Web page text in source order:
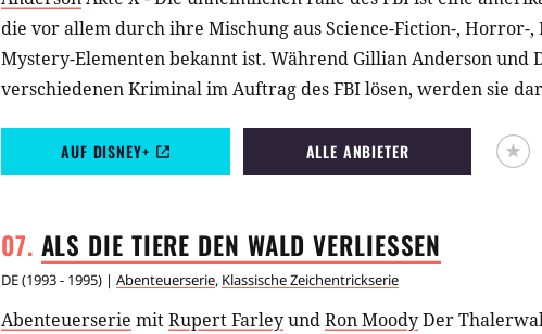
die vor allem durch ihre Mischung aus Science-Fiction-, Horror-,
Mystery-Elementen bekannt ist. Während Gillian Anderson und
verschiedenen Kriminal im Auftrag des FBI lösen, werden sie
AUF DISNEY+ ALLE ANBIETER
ALS DIE TIERE DEN WALDVERLIESSEN
DE(1993 - 1995) | Abenteuerserie, Klassische Zeichentrickserie
Abenteuerserie mitRupert FarleyundRon MoodyDer